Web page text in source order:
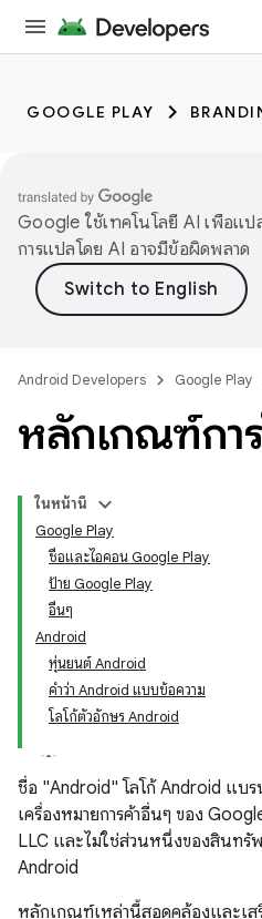
GOOGLE PLAY
Google ใช้เทคโนโลยี AI เพื่อแ
การแปลโดย AI อาจมีข้อผิดพลาด
Android Developers Google Play
หลักเกณฑ์กา
ในหน้านี้
Google Play
ชื่อและไอคอน Google Play
ป้าย Google Play
อื่นๆ
Android
หุ่นยนต์ Android
คำว่า Android แบบข้อความ
โลโก้ตัวอักษร Android
ชื่อ "Android" โลโก้ Android แบ
เครื่องหมายการค้าอื่นๆ ของ
LLC และไม่ใช่ส่วนหนึ่งของสินทรั
Android
หลักเกณฑ์เหล่านี้สอดคล้องและเส